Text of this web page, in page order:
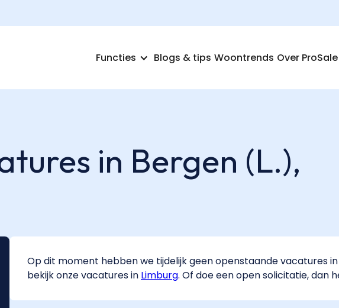
Functies Blogs & tips Woontrends Over ProSale
in Bergen (L.),
Op dit moment hebben we tijdelijk geen openstaande vacatures
bekijk onze vacatures in Limburg. Of doe een open solicitatie, dan